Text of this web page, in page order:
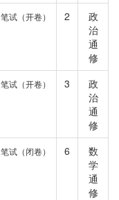
笔试（开卷） 2
政
治
通
修
笔试（开卷） 3
政
治
通
修
笔试（闭卷） 6
数
学
通
修